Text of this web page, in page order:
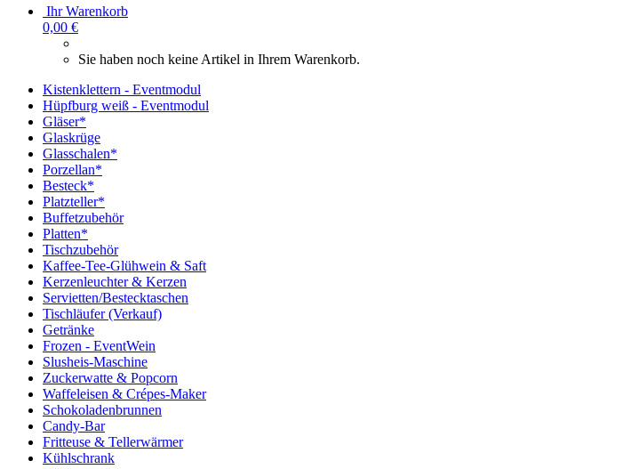
Ihr Warenkorb
0,00 €
Sie haben noch keine Artikel in Ihrem Warenkorb.
Kistenklettern - Eventmodul
Hüpfburg weiß - Eventmodul
Gläser*
Glaskrüge
Glasschalen*
Porzellan*
Besteck*
Platzteller*
Buffetzubehör
Platten*
Tischzubehör
Kaffee-Tee-Glühwein & Saft
Kerzenleuchter & Kerzen
Servietten/Bestecktaschen
Tischläufer (Verkauf)
Getränke
Frozen - EventWein
Slusheis-Maschine
Zuckerwatte & Popcorn
Waffeleisen & Crépes-Maker
Schokoladenbrunnen
Candy-Bar
Fritteuse & Tellerwärmer
Kühlschrank